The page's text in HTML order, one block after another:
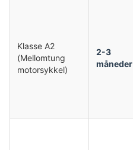
Klasse A2
(Mellomtung
motorsykkel)
2-3
måneder